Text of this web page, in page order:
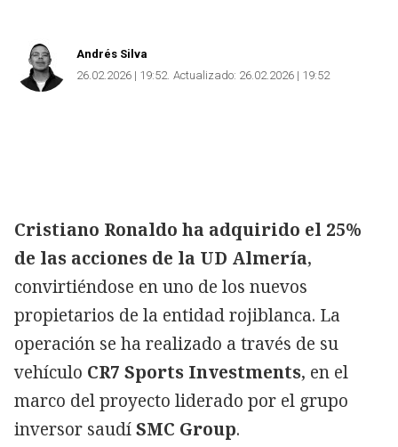
Andrés Silva
26.02.2026 | 19:52 Actualizado: 26.02.2026 | 19:52
Cristiano Ronaldo ha adquirido el 25%
de las acciones de la UD Almería,
convirtiéndose en uno de los nuevos
propietarios de la entidad rojiblanca. La
operación se ha realizado a través de su
vehículo CR7 Sports Investments, en el
marco del proyecto liderado por el grupo
inversor saudíSMC Group.